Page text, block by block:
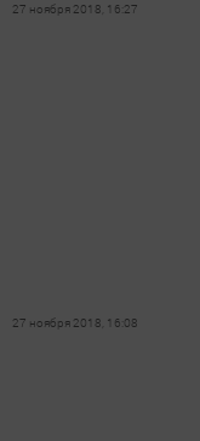
27 ноября 2018, 16:27
27 ноября 2018, 16:08